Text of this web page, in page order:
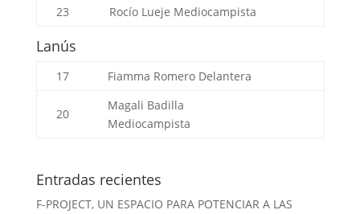
23
Rocío Lueje Mediocampista
Lanús
17 Fiamma Romero Delantera
20
Magali Badilla
Mediocampista
Entradas recientes
F-PROJECT, UN ESPACIO PARA POTENCIAR A LAS